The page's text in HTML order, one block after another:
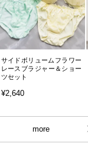
サイドボリュームフラワー
レースブラジャー＆ショー
ツセット
¥2,640
more